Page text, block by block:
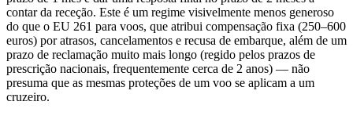
contar da receção. Este é um regime visivelmente menos generoso
do que o EU 261 para voos, que atribui compensação fixa (250–600
euros) por atrasos, cancelamentos e recusa de embarque, além de um
prazo de reclamação muito mais longo (regido pelos prazos de
prescrição nacionais, frequentemente cerca de 2 anos) — não
presuma que as mesmas proteções de um voo se aplicam a um
cruzeiro.